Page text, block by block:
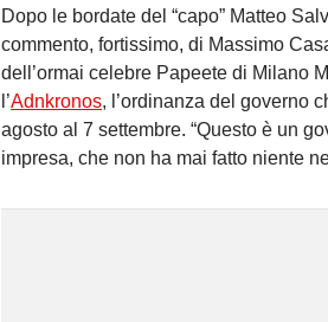
Dopo le bordate del “capo” Matteo
commento, fortissimo, di Massimo
dell’ormai celebre Papeete di Milano
l’Adnkronos, l’ordinanza del governo
agosto al 7 settembre. “Questo è un
impresa, che non ha mai fatto niente